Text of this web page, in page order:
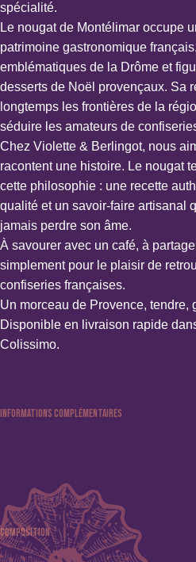
spécialité.
Le nougat de Montélimar occupe
patrimoine gastronomique
emblématiques de la Drôme et
desserts de Noël provençaux. Sa
longtemps les frontières de la
séduire les amateurs de
Chez Violette & Berlingot, nous
racontent une histoire. Le nougat
cette philosophie : une recette
qualité et un savoir-faire artisanal
jamais perdre son âme.
À savourer avec un café, à
simplement pour le plaisir de
confiseries françaises.
Un morceau de Provence, tendre,
Disponible en livraison rapide
Colissimo.
Informations complémentaires
Couleur : Blanc
Spécificités : Sans alcool, Sans
stabilisant, Sans édulcorant, Sans
Composition